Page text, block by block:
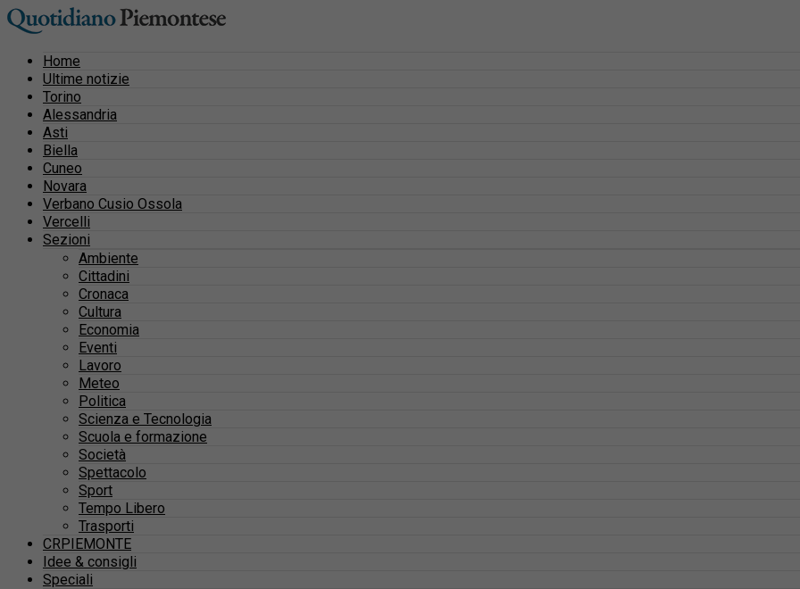
Home
Ultime notizie
Torino
Alessandria
Asti
Biella
Cuneo
Novara
Verbano Cusio Ossola
Vercelli
Sezioni
Ambiente
Cittadini
Cronaca
Cultura
Economia
Eventi
Lavoro
Meteo
Politica
Scienza e Tecnologia
Scuola e formazione
Società
Spettacolo
Sport
Tempo Libero
Trasporti
CRPIEMONTE
Idee & consigli
Speciali